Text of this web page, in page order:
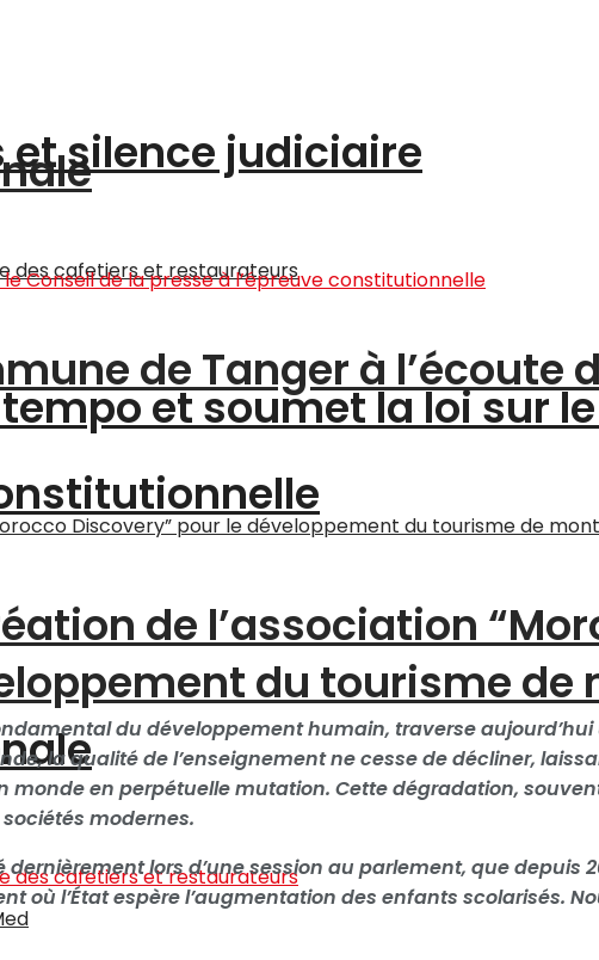
de Tanger à l’écoute
de l’association
du tourisme de
silence judiciaire
et soumet la loi sur
du développement humain, traverse aujourd’hui
la qualité de l’enseignement ne cesse de décliner,
monde en perpétuelle mutation. Cette dégradation,
modernes.
lors d’une session au parlement, que depuis
où l’État espère l’augmentation des enfants scolarisés.